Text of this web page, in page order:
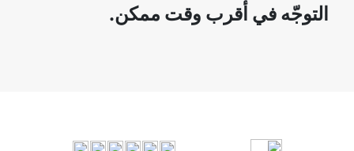
التوجّه في أقرب وقت ممكن.